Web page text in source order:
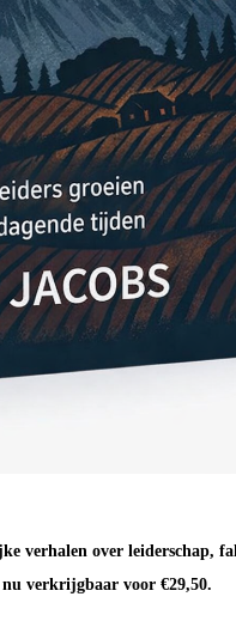
verhalen over leiderschap,
verkrijgbaar voor €29,50.